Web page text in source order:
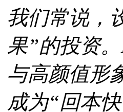
我们常说，
果”的投资
与高颜值形
成为“回本